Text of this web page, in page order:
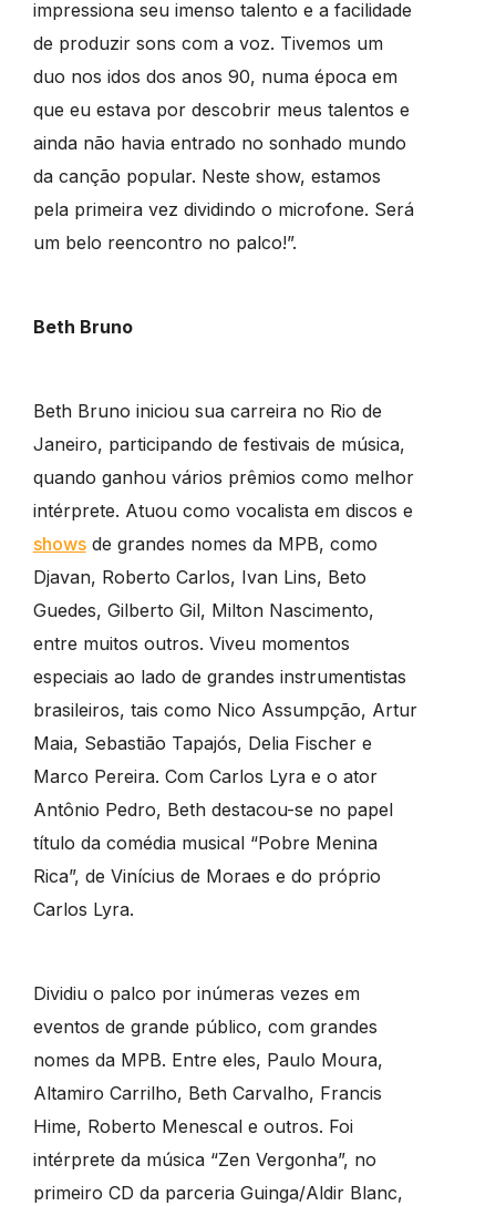
impressiona seu imenso talento e a facilidade
de produzir sons com a voz. Tivemos um
duo nos idos dos anos 90, numa época em
que eu estava por descobrir meus talentos e
ainda não havia entrado no sonhado mundo
da canção popular. Neste show, estamos
pela primeira vez dividindo o microfone. Será
um belo reencontro no palco!”.
Beth Bruno
Beth Bruno iniciou sua carreira no Rio de
Janeiro, participando de festivais de música,
quando ganhou vários prêmios como melhor
intérprete. Atuou como vocalista em discos e
showsde grandes nomes da MPB, como
Djavan, Roberto Carlos, Ivan Lins, Beto
Guedes, Gilberto Gil, Milton Nascimento,
entre muitos outros. Viveu momentos
especiais ao lado de grandes instrumentistas
brasileiros, tais como Nico Assumpção, Artur
Maia, Sebastião Tapajós, Delia Fischer e
Marco Pereira. Com Carlos Lyra e o ator
Antônio Pedro, Beth destacou-se no papel
título da comédia musical “Pobre Menina
Rica”, de Vinícius de Moraes e do próprio
Carlos Lyra.
Dividiu o palco por inúmeras vezes em
eventos de grande público, com grandes
nomes da MPB. Entre eles, Paulo Moura,
Altamiro Carrilho, Beth Carvalho, Francis
Hime, Roberto Menescal e outros. Foi
intérprete da música “Zen Vergonha”, no
primeiro CD da parceria Guinga/Aldir Blanc,